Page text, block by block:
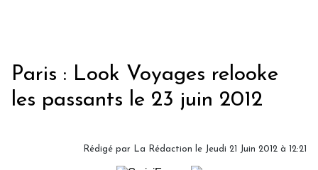
Paris : Look Voyages relooke
les passants le 23 juin 2012
Rédigé par La Rédaction le Jeudi 21 Juin 2012 à 12:21